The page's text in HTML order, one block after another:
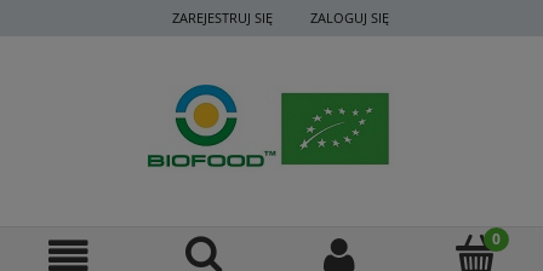
ZAREJESTRUJ SIĘ ZALOGUJ SIĘ